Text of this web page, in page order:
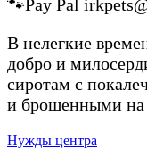
🐾Pay Pal
В нелегкие
добро и
сиротам с
и брошенными на
Нужды центра